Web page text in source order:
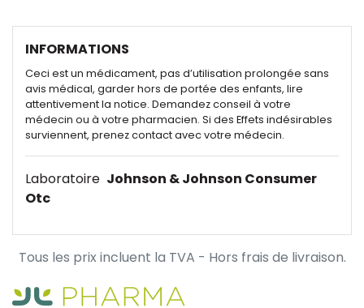
INFORMATIONS
Ceci est un médicament, pas d’utilisation prolongée sans
avis médical, garder hors de portée des enfants, lire
attentivement la notice. Demandez conseil à votre
médecin ou à votre pharmacien. Si des Effets indésirables
surviennent, prenez contact avec votre médecin.
Laboratoire Johnson & Johnson Consumer
Otc
Tous les prix incluent la TVA - Hors frais de livraison.